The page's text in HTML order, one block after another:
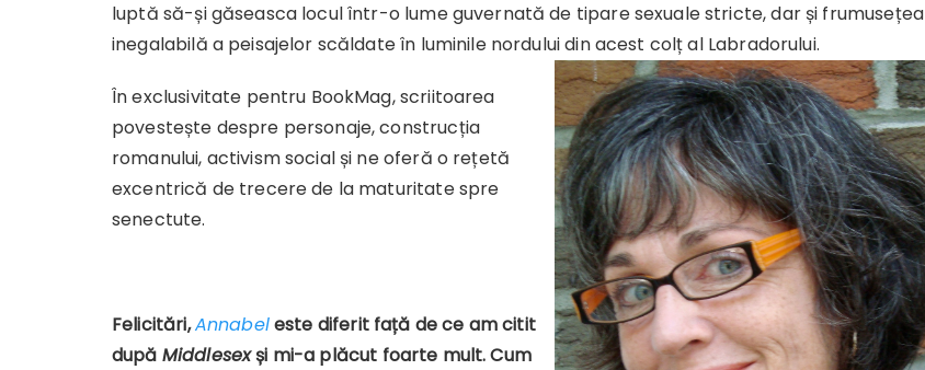
luptă să-și găseasca locul într-o lume guvernată de tipare sexuale stricte, dar și frumusețea
inegalabilă a peisajelor scăldate în luminile nordului din acest colț al Labradorului.
În exclusivitate pentru BookMag, scriitoarea
povestește despre personaje, construcția
romanului, activism social și ne oferă o rețetă
excentrică de trecere de la maturitate spre
senectute.
Felicitări,Annabeleste diferit față de ce am citit
după Middlesexși mi-a plăcut foarte mult. Cum